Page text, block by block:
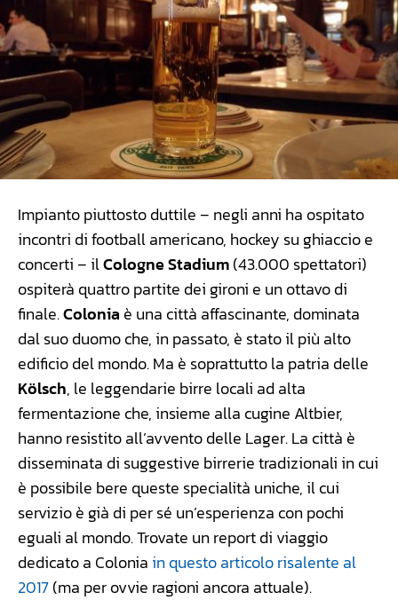
Impianto piuttosto duttile – negli anni ha ospitato
incontri di football americano, hockey su ghiaccio e
concerti – ilCologne Stadium(43.000 spettatori)
ospiterà quattro partite dei gironi e un ottavo di
finale.Colonia è una città affascinante, dominata
dal suo duomo che, in passato, è stato il più alto
edificio del mondo. Ma è soprattutto la patria delle
Kölsch, le leggendarie birre locali ad alta
fermentazione che, insieme alla cugine Altbier,
hanno resistito all’avvento delle Lager. La città è
disseminata di suggestive birrerie tradizionali in cui
è possibile bere queste specialità uniche, il cui
servizio è già di per sé un’esperienza con pochi
eguali al mondo. Trovate un report di viaggio
dedicato a Colonia in questo articolo risalente al
2017(ma per ovvie ragioni ancora attuale).